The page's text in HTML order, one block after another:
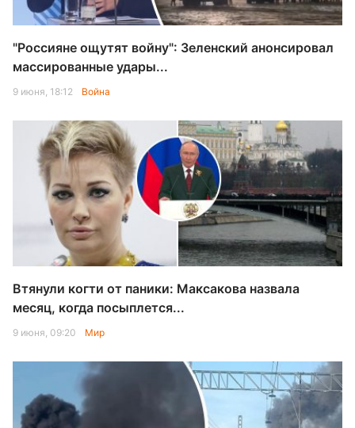
"Россияне ощутят войну": Зеленский анонсировал
массированные удары...
9 июня, 18:12 Война
Втянули когти от паники: Максакова назвала
месяц, когда посыплется...
9 июня, 09:20 Мир